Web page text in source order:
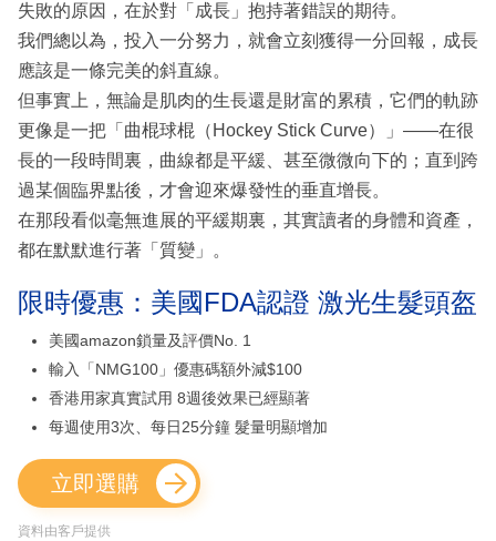
失敗的原因，在於對「成長」抱持著錯誤的期待。
我們總以為，投入一分努力，就會立刻獲得一分回報，成長
應該是一條完美的斜直線。
但事實上，無論是肌肉的生長還是財富的累積，它們的軌跡
更像是一把「曲棍球棍（Hockey Stick Curve）」——在很
長的一段時間裏，曲線都是平緩、甚至微微向下的；直到跨
過某個臨界點後，才會迎來爆發性的垂直增長。
在那段看似毫無進展的平緩期裏，其實讀者的身體和資產，
都在默默進行著「質變」。
限時優惠：美國FDA認證 激光生髮頭盔
美國amazon鎖量及評價No. 1
輸入「NMG100」優惠碼額外減$100
香港用家真實試用 8週後效果已經顯著
每週使用3次、每日25分鐘 髮量明顯增加
立即選購
資料由客戶提供